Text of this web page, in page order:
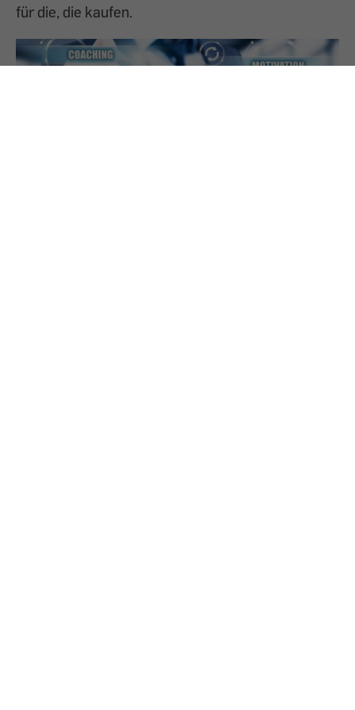
für die, die kaufen.